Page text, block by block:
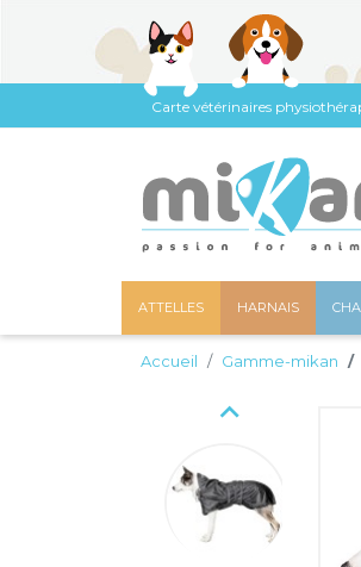
Carte vétérinaires
ATTELLES HARNAIS
Accueil Gamme-mikan

Panneau de gestion des cookies